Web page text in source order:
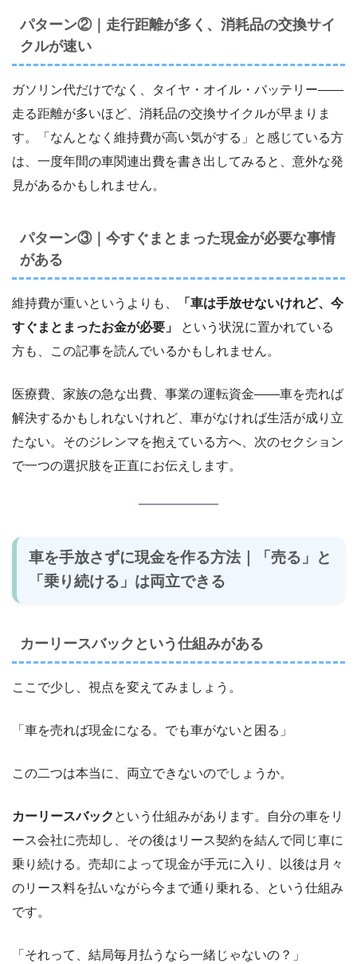
パターン②｜走行距離が多く、消耗品の交換サイ
クルが速い
ガソリン代だけでなく、タイヤ・オイル・バッテリー――
走る距離が多いほど、消耗品の交換サイクルが早まりま
す。「なんとなく維持費が高い気がする」と感じている方
は、一度年間の車関連出費を書き出してみると、意外な発
見があるかもしれません。
パターン③｜今すぐまとまった現金が必要な事情
がある
維持費が重いというよりも、
「車は手放せないけれど、今
すぐまとまったお金が必要」
という状況に置かれている
方も、この記事を読んでいるかもしれません。
医療費、家族の急な出費、事業の運転資金――車を売れば
解決するかもしれないけれど、車がなければ生活が成り立
たない。そのジレンマを抱えている方へ、次のセクション
で一つの選択肢を正直にお伝えします。
車を手放さずに現金を作る方法｜「売る」と
「乗り続ける」は両立できる
カーリースバックという仕組みがある
ここで少し、視点を変えてみましょう。
「車を売れば現金になる。でも車がないと困る」
この二つは本当に、両立できないのでしょうか。
カーリースバック という仕組みがあります。自分の車をリ
ース会社に売却し、その後はリース契約を結んで同じ車に
乗り続ける。売却によって現金が手元に入り、以後は月々
のリース料を払いながら今まで通り乗れる、という仕組み
です。
「それって、結局毎月払うなら一緒じゃないの？」